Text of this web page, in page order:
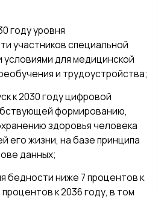
году уровня
участников специальной
для медицинской
и трудоустройства;
к 2030 году цифровой
формированию,
здоровья человека
его жизни, на базе принципа
данных;
бедности ниже 7 процентов к
к 2036 году, в том